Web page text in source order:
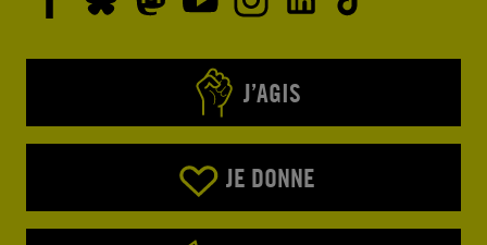
J’AGIS
JE DONNE